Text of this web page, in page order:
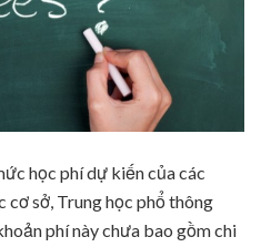
học phí dự kiến của các
sở, Trung học phổ thông
phí này chưa bao gồm chi